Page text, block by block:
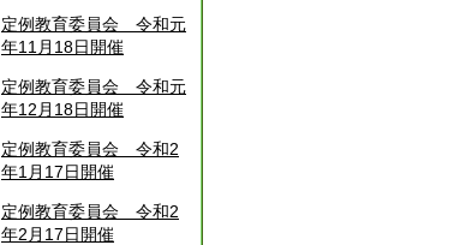
定例教育委員会 令和元
年11月18日開催
定例教育委員会 令和元
年12月18日開催
定例教育委員会 令和2
年1月17日開催
定例教育委員会 令和2
年2月17日開催